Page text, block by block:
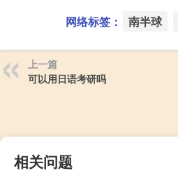
网络标签： 南半球
上一篇
可以用日语考研吗
相关问题